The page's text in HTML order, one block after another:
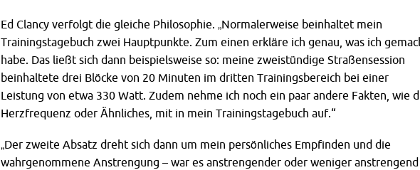
Ed Clancy verfolgt die gleiche Philosophie. „Normalerweise beinhaltet mein
Trainingstagebuch zwei Hauptpunkte. Zum einen erkläre ich genau, was ich
habe. Das ließt sich dann beispielsweise so: meine zweistündige Straßensession
beinhaltete drei Blöcke von 20 Minuten im dritten Trainingsbereich bei einer
Leistung von etwa 330 Watt. Zudem nehme ich noch ein paar andere Fakten, wie
Herzfrequenz oder Ähnliches, mit in mein Trainingstagebuch auf.“
„Der zweite Absatz dreht sich dann um mein persönliches Empfinden und die
wahrgenommene Anstrengung – war es anstrengender oder weniger anstrengend